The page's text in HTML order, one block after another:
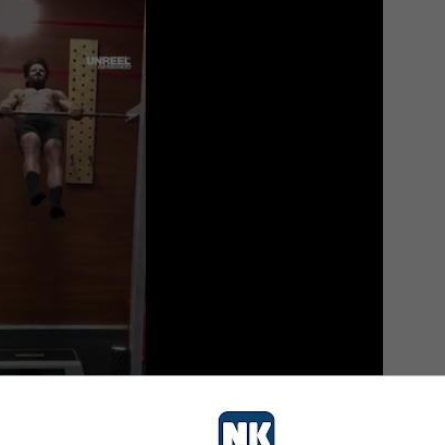
pljusak u istočnim i jugoistočnim područjima